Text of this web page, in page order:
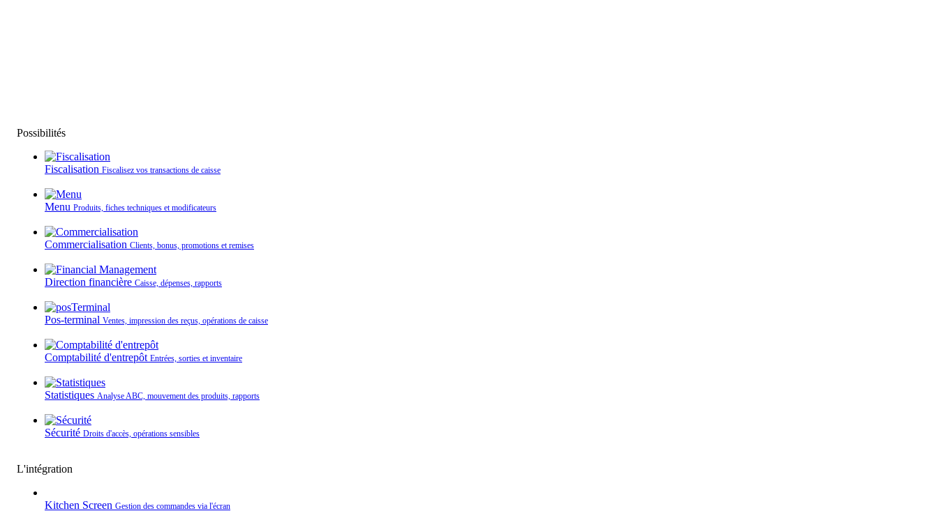
Possibilités
Fiscalisation Fiscalisez vos transactions de caisse
Menu Produits, fiches techniques et modificateurs
Commercialisation Clients, bonus, promotions et remises
Direction financière Caisse, dépenses, rapports
Pos-terminal Ventes, impression des reçus, opérations de caisse
Comptabilité d'entrepôt Entrées, sorties et inventaire
Statistiques Analyse ABC, mouvement des produits, rapports
Sécurité Droits d'accès, opérations sensibles
L'intégration
Kitchen Screen Gestion des commandes via l'écran